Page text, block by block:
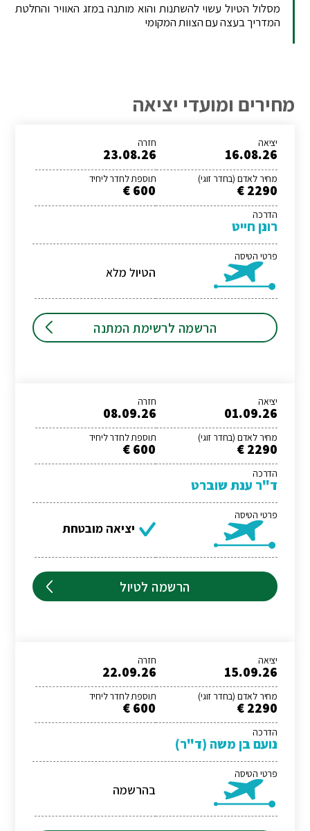
מסלול הטיול עשוי להשתנות והוא מותנה במזג האוויר והחלטת
המדריך בעצה עם הצוות המקומי
מחירים ומועדי יציאה
יציאה
16.08.26
חזרה
23.08.26
מחיר לאדם (בחדר זוגי)
2290 €
תוספת לחדר ליחיד
600 €
הדרכה
רונן חייט
פרטי הטיסה
הטיול מלא
הרשמה לרשימת המתנה
יציאה
01.09.26
חזרה
08.09.26
מחיר לאדם (בחדר זוגי)
2290 €
תוספת לחדר ליחיד
600 €
הדרכה
ד"ר ענת שוברט
פרטי הטיסה
יציאה מובטחת
הרשמה לטיול
יציאה
15.09.26
חזרה
22.09.26
מחיר לאדם (בחדר זוגי)
2290 €
תוספת לחדר ליחיד
600 €
הדרכה
נועם בן משה (ד"ר)
פרטי הטיסה
בהרשמה